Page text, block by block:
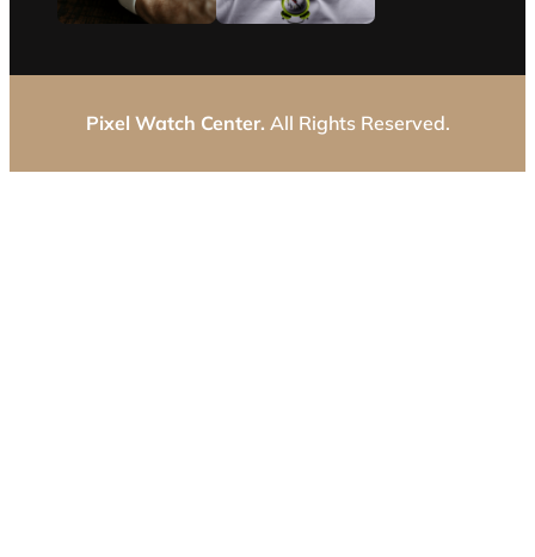
Pixel Watch Center. All Rights Reserved.